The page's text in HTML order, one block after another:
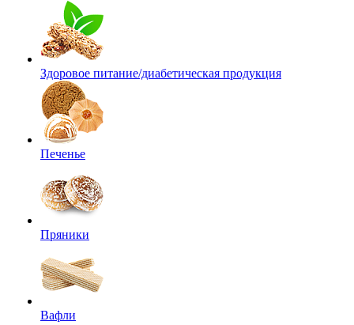
Здоровое питание/диабетическая продукция
Печенье
Пряники
Вафли